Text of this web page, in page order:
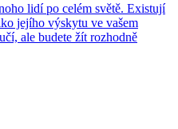
lidí po celém světě. Existují
jejího výskytu ve vašem
ale budete žít rozhodně